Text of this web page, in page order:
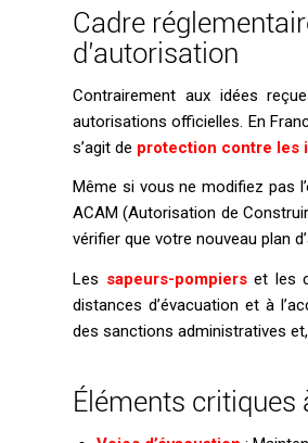
Cadre
d’autorisation
Contrairement aux idées
autorisations officielles. En
s’agit de protection contre les
Même si vous ne modifiez pas
ACAM (Autorisation de
vérifier que votre nouveau plan
Les sapeurs-pompierset les
distances d’évacuation et à
des sanctions administratives
Éléments critiques